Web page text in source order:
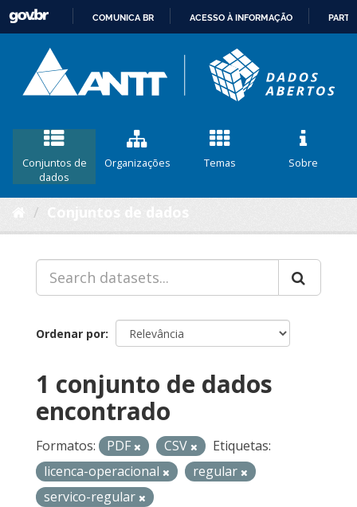
CONTEÚDO
COMUNICA BR ACESSO À INFORMAÇÃO
Conjuntos de
dados
Organizações Temas Sobre
Ordenar por
1 conjunto de dados
encontrado
Formatos: PDF CSV
Etiquetas:
licenca-operacional
regular
servico-regular